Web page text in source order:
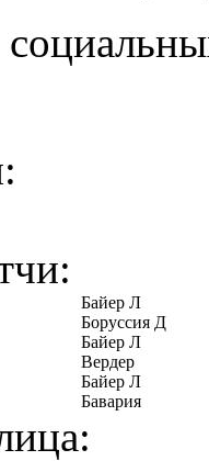
Байер Л
Боруссия Д
Байер Л
Вердер
Байер Л
Бавария